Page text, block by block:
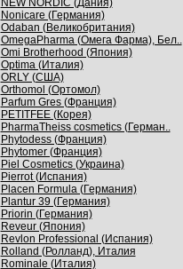
NEW NORDIC (Дания)
Nonicare (Германия)
Odaban (Великобритания)
OmegaPharma (Омега Фарма), Бел..
Omi Brotherhood (Япония)
Optima (Италия)
ORLY (США)
Orthomol (Ортомол)
Parfum Gres (Франция)
PETITFEE (Корея)
PharmaTheiss cosmetics (Герман..
Phytodess (Франция)
Phytomer (Франция)
Piel Cosmetics (Украина)
Pierrot (Испания)
Placen Formula (Германия)
Plantur 39 (Германия)
Priorin (Германия)
Reveur (Япония)
Revlon Professional (Испания)
Rolland (Ролланд), Италия
Rominale (Италия)